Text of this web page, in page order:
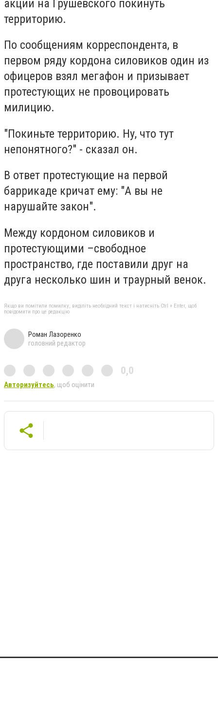
акции на Грушевского покинуть
территорию.
По сообщениям корреспондента, в
первом ряду кордона силовиков один из
офицеров взял мегафон и призывает
протестующих не провоцировать
милицию.
"Покиньте территорию. Ну, что тут
непонятного?" - сказал он.
В ответ протестующие на первой
баррикаде кричат ему: "А вы не
нарушайте закон".
Между кордоном силовиков и
протестующими –свободное
пространство, где поставили друг на
друга несколько шин и траурный венок.
Якщо ви помітили помилку, виділіть необхідний текст і натисніть Ctrl + Enter, щоб
повідомити про це редакцію
Роман Лазоренко
головний редактор
0,0
Авторизуйтесь, щоб оцінити